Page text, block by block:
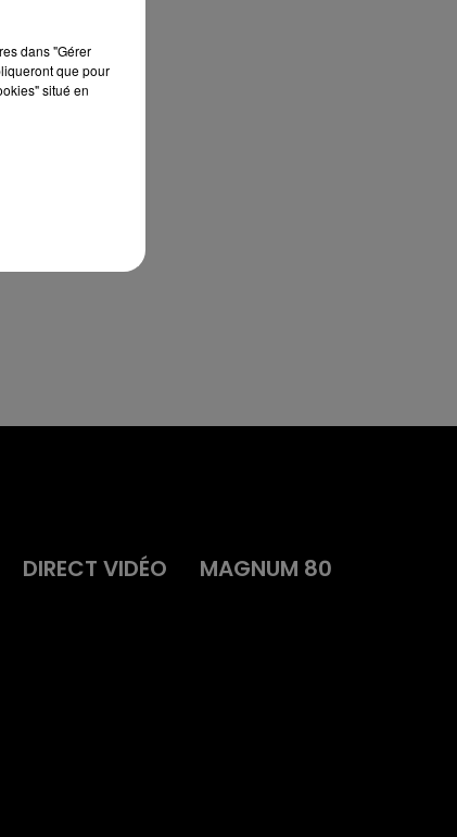
DIRECT VIDÉO
MAGNUM 80
dans "Gérer
que pour
situé en